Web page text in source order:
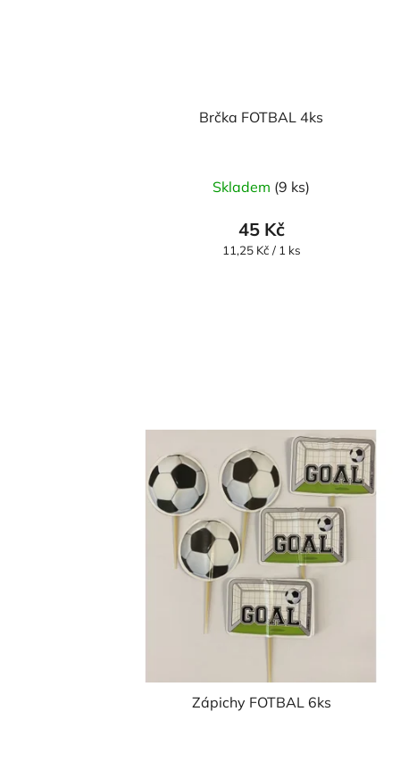
Brčka FOTBAL 4ks
Skladem (9 ks)
45 Kč
Měrná
11,25 Kč / 1 ks
Zápichy FOTBAL 6ks